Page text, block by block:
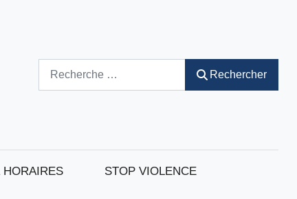
Rechercher
HORAIRES STOP VIOLENCE